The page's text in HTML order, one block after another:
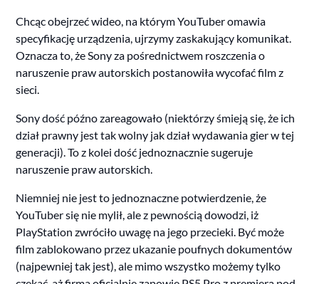
Chcąc obejrzeć wideo, na którym YouTuber omawia
specyfikację urządzenia, ujrzymy zaskakujący komunikat.
Oznacza to, że Sony za pośrednictwem roszczenia o
naruszenie praw autorskich postanowiła wycofać film z
sieci.
Sony dość późno zareagowało (niektórzy śmieją się, że ich
dział prawny jest tak wolny jak dział wydawania gier w tej
generacji). To z kolei dość jednoznacznie sugeruje
naruszenie praw autorskich.
Niemniej nie jest to jednoznaczne potwierdzenie, że
YouTuber się nie mylił, ale z pewnością dowodzi, iż
PlayStation zwróciło uwagę na jego przecieki. Być może
film zablokowano przez ukazanie poufnych dokumentów
(najpewniej tak jest), ale mimo wszystko możemy tylko